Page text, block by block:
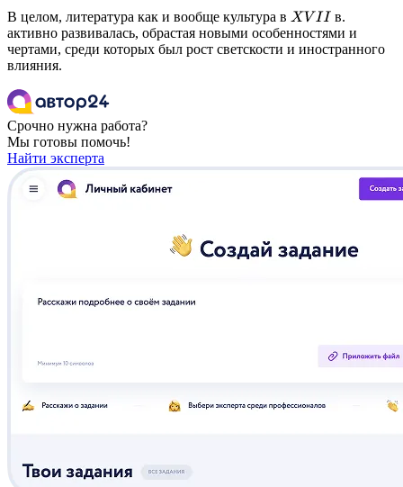
В целом, литература как и вообще культура в XVII
в.
активно развивалась, обрастая новыми особенностями и
чертами, среди которых был рост светскости и иностранного
влияния.
Срочно нужна работа?
Мы готовы помочь!
Найти эксперта